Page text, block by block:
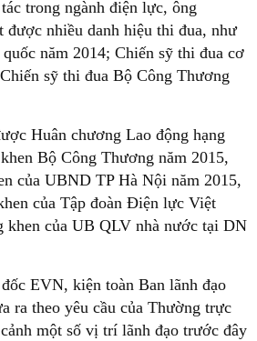
trong ngành điện lực, ông
được nhiều danh hiệu thi đua, như
năm 2014; Chiến sỹ thi đua cơ
sỹ thi đua Bộ Công Thương
Huân chương Lao động hạng
Bộ Công Thương năm 2015,
của UBND TP Hà Nội năm 2015,
của Tập đoàn Điện lực Việt
khen của UB QLV nhà nước tại DN
EVN, kiện toàn Ban lãnh đạo
ra theo yêu cầu của Thường trực
một số vị trí lãnh đạo trước đây